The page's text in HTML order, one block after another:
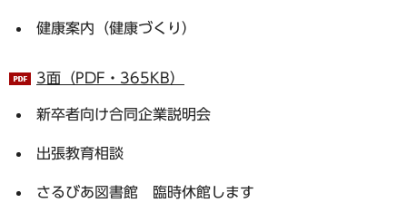
健康案内（健康づくり）
3面（PDF・365KB）
新卒者向け合同企業説明会
出張教育相談
さるびあ図書館 臨時休館します